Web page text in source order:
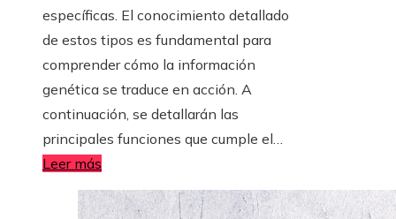
específicas. El conocimiento detallado
de estos tipos es fundamental para
comprender cómo la información
genética se traduce en acción. A
continuación, se detallarán las
principales funciones que cumple el…
Leer más